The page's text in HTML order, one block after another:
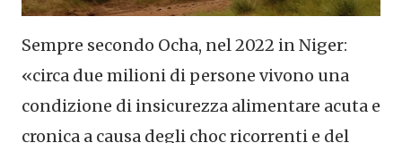
Sempre secondo Ocha, nel 2022 in Niger:
«circa due milioni di persone vivono una
condizione di insicurezza alimentare acuta e
cronica a causa degli choc ricorrenti e del